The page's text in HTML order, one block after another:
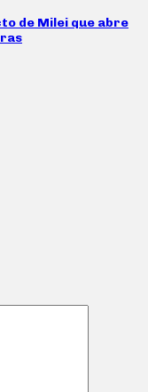
de Milei que abre